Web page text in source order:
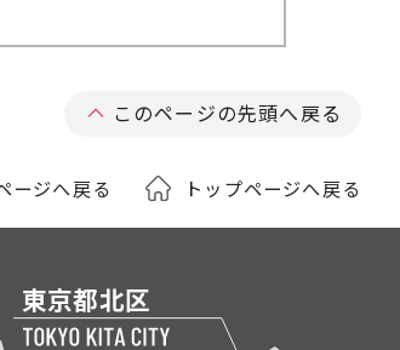
このページの先頭へ戻る
ージへ戻る トップページへ戻る